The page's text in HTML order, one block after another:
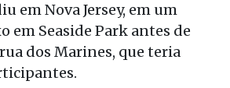
em Nova Jersey, em um
em Seaside Park antes de
dos Marines, que teria